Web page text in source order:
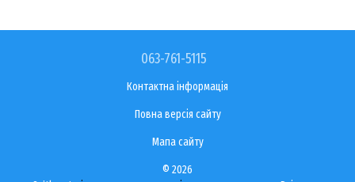
063-761-5115
Контактна інформація
Повна версія сайту
Мапа сайту
© 2026